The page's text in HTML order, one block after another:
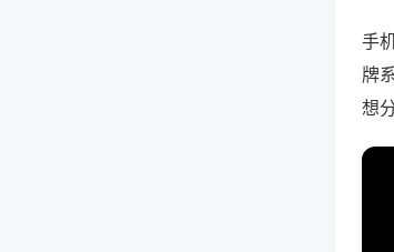
手
牌
想